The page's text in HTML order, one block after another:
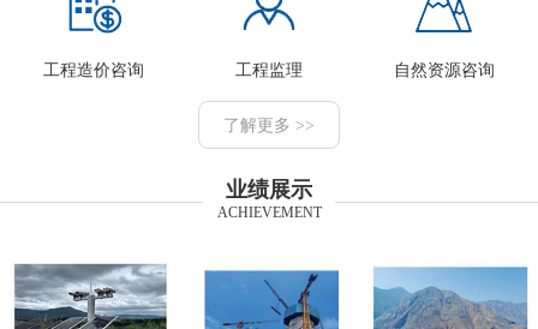
工程造价咨询 工程监理 自然资源咨询
了解更多 >>
业绩展示
ACHIEVEMENT